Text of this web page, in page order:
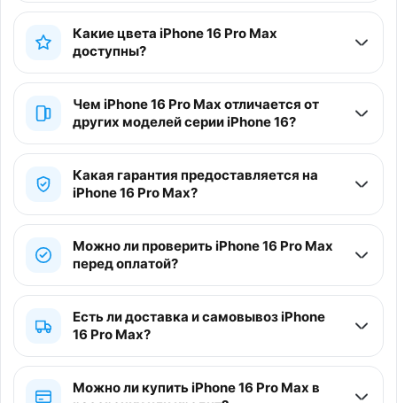
Какие цвета iPhone 16 Pro Max
доступны?
Чем iPhone 16 Pro Max отличается от
других моделей серии iPhone 16?
Какая гарантия предоставляется на
iPhone 16 Pro Max?
Можно ли проверить iPhone 16 Pro Max
перед оплатой?
Есть ли доставка и самовывоз iPhone
16 Pro Max?
Можно ли купить iPhone 16 Pro Max в